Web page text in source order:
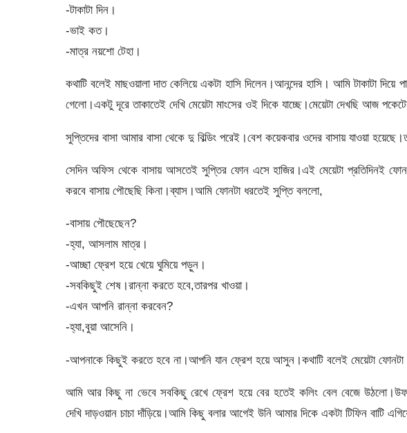
-টাকাটা দিন।
-ভাই কত।
-মাত্র নয়শো টেহা।
কথাটি বলেই মাছওয়ালা দাত কেলিয়ে একটা হাসি দিলেন।আনন্দের হাসি। আমি টাকাটা
গেলো।একটু দূরে তাকাতেই দেখি মেয়েটা মাংসের ওই দিকে যাচ্ছে।মেয়েটা দেখছি আজ
সুপ্তিদের বাসা আমার বাসা থেকে দু বিল্ডিং পরেই।বেশ কয়েকবার ওদের বাসায় যাওয়া
সেদিন অফিস থেকে বাসায় আসতেই সুপ্তির ফোন এসে হাজির।এই মেয়েটা প্রতিদিনই
করবে বাসায় পৌছেছি কিনা।ব্যাস।আমি ফোনটা ধরতেই সুপ্তি বললো,
-বাসায় পৌছেছেন?
-হ্যা, আসলাম মাত্র।
-আচ্ছা ফ্রেশ হয়ে খেয়ে ঘুমিয়ে পড়ুন।
-সবকিছুই শেষ।রান্না করতে হবে,তারপর খাওয়া।
-এখন আপনি রান্না করবেন?
-হ্যা,বুয়া আসেনি।
-আপনাকে কিছুই করতে হবে না।আপনি যান ফ্রেশ হয়ে আসুন।কথাটি বলেই মেয়েটা ফোনটা
আমি আর কিছু না ভেবে সবকিছু রেখে ফ্রেশ হয়ে বের হতেই কলিং বেল বেজে
দেখি দাড়ওয়ান চাচা দাঁড়িয়ে।আমি কিছু বলার আগেই উনি আমার দিকে একটা টিফিন বাটি